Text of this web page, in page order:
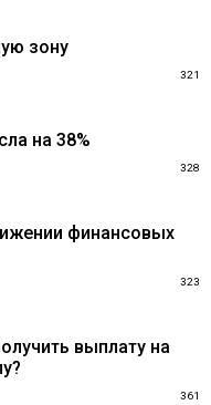
зону
321
на 38%
328
финансовых
323
выплату на
361